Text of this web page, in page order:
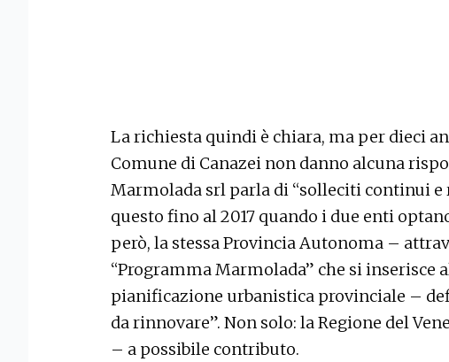
La richiesta quindi è chiara, ma per dieci
Comune di Canazei non danno alcuna
Marmolada srl parla di “solleciti continui
questo fino al 2017 quando i due enti
però, la stessa Provincia Autonoma –
“Programma Marmolada” che si inserisce
pianificazione urbanistica provinciale –
da rinnovare”. Non solo: la Regione del
– a possibile contributo.